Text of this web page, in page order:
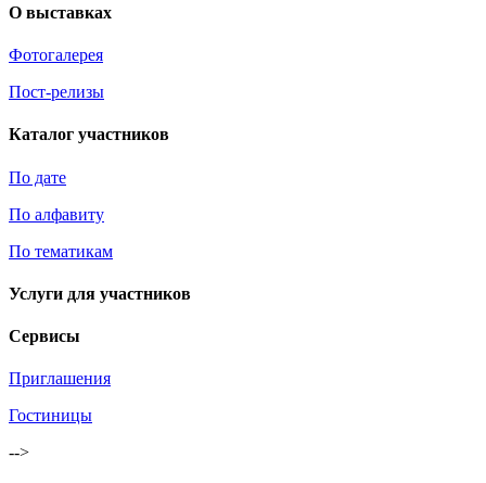
О выставках
Фотогалерея
Пост-релизы
Каталог участников
По дате
По алфавиту
По тематикам
Услуги для участников
Сервисы
Приглашения
Гостиницы
-->